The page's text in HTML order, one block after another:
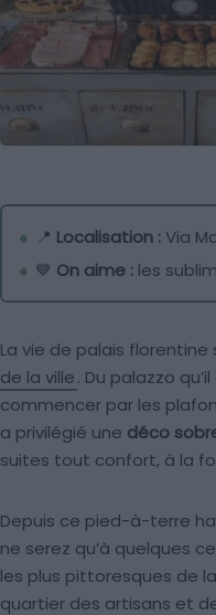
📍 Localisation :Via
💙 On aime : les
La vie de palais
de la ville. Du palazzo
commencer par les
a privilégié une déco
suites tout confort, à la
Depuis ce pied-à-terre
ne serez qu’à quelques
les plus pittoresques de
quartier des artisans et